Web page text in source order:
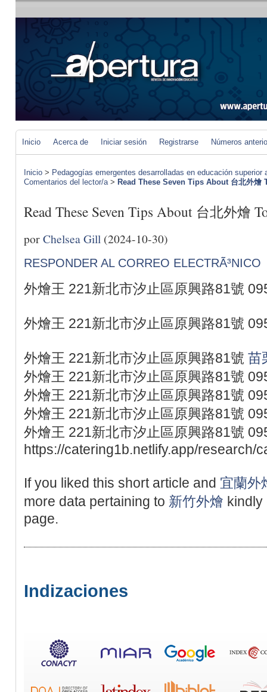
Inicio Acerca de Iniciar sesión Registrarse Números
Inicio > Pedagogías emergentes desarrolladas en educación
Comentarios del lector/a> Read These Seven Tips About 台北外燴
Read These Seven Tips About 台北外燴
porChelsea Gill (2024-10-30)
RESPONDER AL CORREO ELECTRÃ³NICO
外燴王 221新北市汐止區原興路81號
外燴王 221新北市汐止區原興路81號
外燴王 221新北市汐止區原興路81號 苗
外燴王 221新北市汐止區原興路81號
外燴王 221新北市汐止區原興路81號
外燴王 221新北市汐止區原興路81號
外燴王 221新北市汐止區原興路81號
https://catering1b.netlify.app/research/
If you liked this short article and 宜蘭外
more data pertaining to 新竹外燴 kindly
page.
Indizaciones